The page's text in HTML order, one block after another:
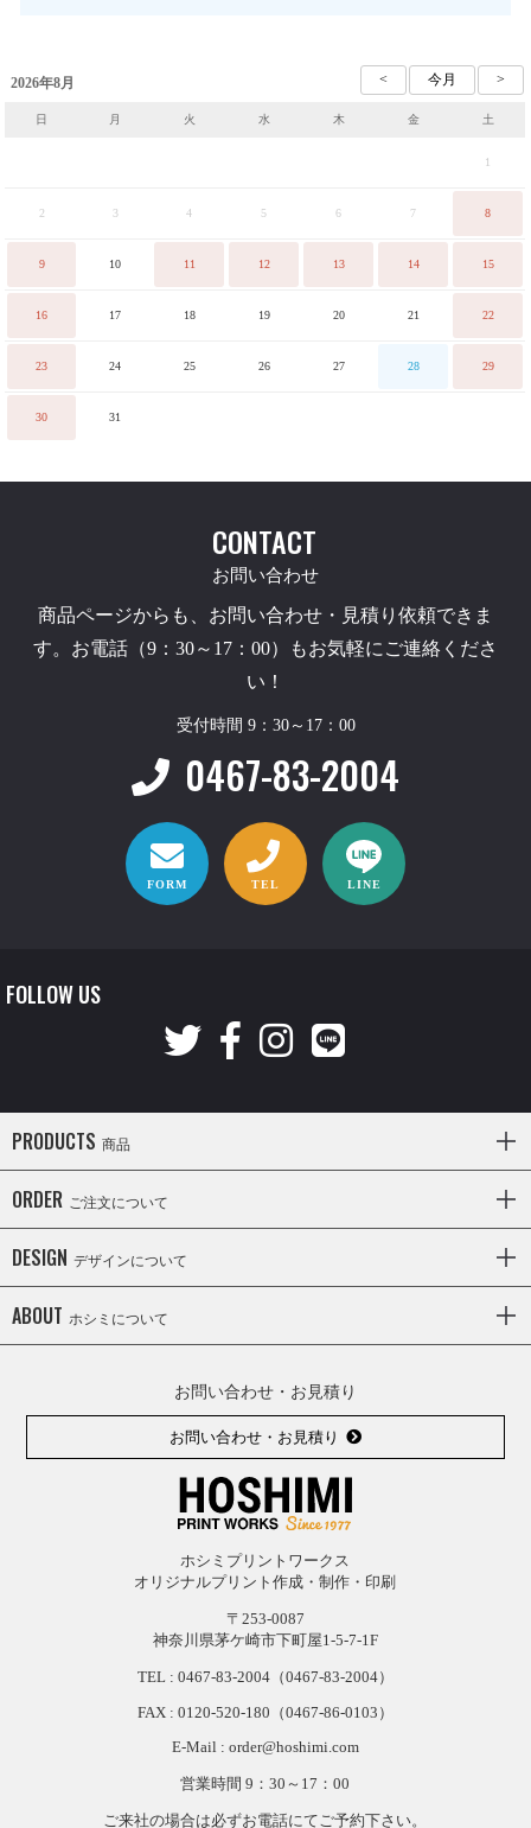
2026年8月
日 月 火 水 木 金 土
1
2 3 4 5 6 7 8
9 10 11 12 13 14 15
16 17 18 19 20 21 22
23 24 25 26 27 28 29
30 31
CONTACT
お問い合わせ
商品ページからも、お問い合わせ・見積り依頼できま
す。お電話（9：30～17：00）もお気軽にご連絡くださ
い！
受付時間 9：30～17：00
0467-83-2004
FORM TEL LINE
FOLLOW US
PRODUCTS 商品
ORDER ご注文について
DESIGN デザインについて
ABOUT ホシミについて
お問い合わせ・お見積り
お問い合わせ・お見積り
ホシミプリントワークス
オリジナルプリント作成・制作・印刷
〒253-0087
神奈川県茅ケ崎市下町屋1-5-7-1F
TEL : 0467-83-2004（0467-83-2004）
FAX : 0120-520-180（0467-86-0103）
E-Mail : order@hoshimi.com
営業時間 9：30～17：00
ご来社の場合は必ずお電話にてご予約下さい。